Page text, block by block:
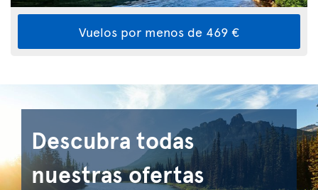
Vuelos por menos de 469 €
Descubra todas
nuestras ofertas